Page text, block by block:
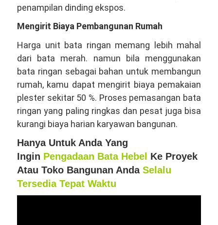
penampilan dinding ekspos.
Mengirit Biaya Pembangunan Rumah
Harga unit bata ringan memang lebih mahal
dari bata merah. namun bila menggunakan
bata ringan sebagai bahan untuk membangun
rumah, kamu dapat mengirit biaya pemakaian
plester sekitar 50 %. Proses pemasangan bata
ringan yang paling ringkas dan pesat juga bisa
kurangi biaya harian karyawan bangunan.
Hanya Untuk Anda Yang
Ingin Pengadaan Bata Hebel Ke Proyek
Atau Toko Bangunan Anda Selalu
Tersedia Tepat Waktu